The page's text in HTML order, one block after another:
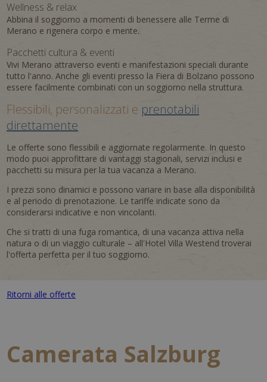
Wellness & relax
Abbina il soggiorno a momenti di benessere alle Terme di
Merano e rigenera corpo e mente.
Pacchetti cultura & eventi
Vivi Merano attraverso eventi e manifestazioni speciali durante
tutto l'anno. Anche gli eventi presso la Fiera di Bolzano possono
essere facilmente combinati con un soggiorno nella struttura.
Flessibili, personalizzati e prenotabili
direttamente
Le offerte sono flessibili e aggiornate regolarmente. In questo
modo puoi approfittare di vantaggi stagionali, servizi inclusi e
pacchetti su misura per la tua vacanza a Merano.
I prezzi sono dinamici e possono variare in base alla disponibilità
e al periodo di prenotazione. Le tariffe indicate sono da
considerarsi indicative e non vincolanti.
Che si tratti di una fuga romantica, di una vacanza attiva nella
natura o di un viaggio culturale – all'Hotel Villa Westend troverai
l'offerta perfetta per il tuo soggiorno.
Ritorni alle offerte
Camerata Salzburg